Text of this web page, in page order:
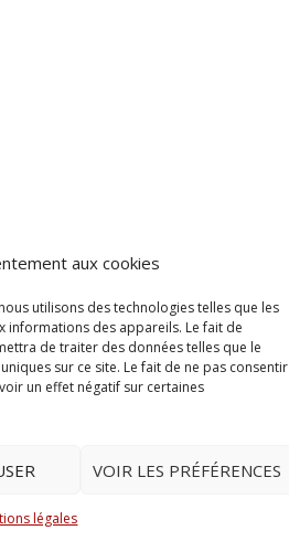
aux cookies
utilisons des technologies telles que les
informations des appareils. Le fait de
de traiter des données telles que le
sur ce site. Le fait de ne pas consentir
un effet négatif sur certaines
VOIR LES PRÉFÉRENCES
légales
Zone Franche Cité Dillon